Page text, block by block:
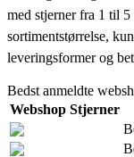
med stjerner fra 1 til
sortimentstørrelse,
leveringsformer og
Bedst anmeldte
Webshop Stjerner